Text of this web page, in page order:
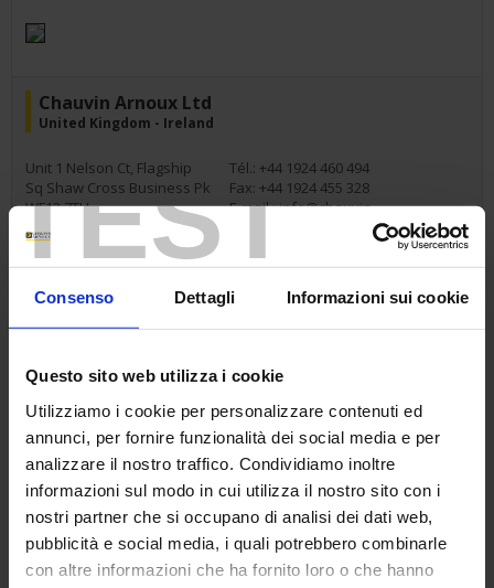
TEST
Consenso Dettagli Informazioni sui cookie
Questo sito web utilizza i cookie
Utilizziamo i cookie per personalizzare contenuti ed
annunci, per fornire funzionalità dei social media e per
analizzare il nostro traffico. Condividiamo inoltre
informazioni sul modo in cui utilizza il nostro sito con i
nostri partner che si occupano di analisi dei dati web,
pubblicità e social media, i quali potrebbero combinarle
con altre informazioni che ha fornito loro o che hanno
Chauvin Arnoux Ltd
United Kingdom - Ireland
Unit 1 Nelson Ct, Flagship
Sq Shaw Cross Business Pk
WF12 7TH
Dewsbury West Yorkshire -
UK
Tél.: +44 1924 460 494
Fax: +44 1924 455 328
E-mail :info@chauvin-
China - Taiwan - Hong Kong
Gemdale Viseen Minhang
Technilogy & Industrial Park
Project 3 FLOOR, 23
BUILDING,
1288 ZHONGCHUN
RD,MINHANG DISTRICT
Shanghai 201199 - China
Tél.: +86 21 65 21 51 96
Fax: +86 21 65 21 61 07
arnoux.com.cn